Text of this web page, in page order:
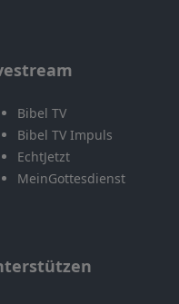
Bibel TV
Bibel TV Impuls
EchtJetzt
MeinGottesdienst